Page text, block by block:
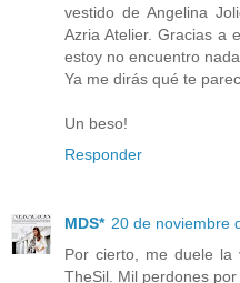
vestido de Angelina
Azria Atelier. Gracias a
estoy no encuentro
Ya me dirás qué te
Un beso!
Responder
MDS* 20 de noviembre
Por cierto, me duele
TheSil. Mil perdones